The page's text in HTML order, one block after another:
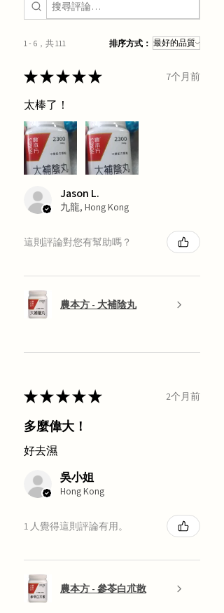
1 - 6，共 111 排序方式：
★★★★★ 7个月前
太棒了！
Jason L.
九龍, Hong Kong
這則評論對您有幫助嗎？
農本方 - 大補陰丸
★★★★★ 2个月前
多麼偉大！
好去濕
吳小姐
Hong Kong
1 人覺得這則評論有用。
農本方 - 參苓白朮散